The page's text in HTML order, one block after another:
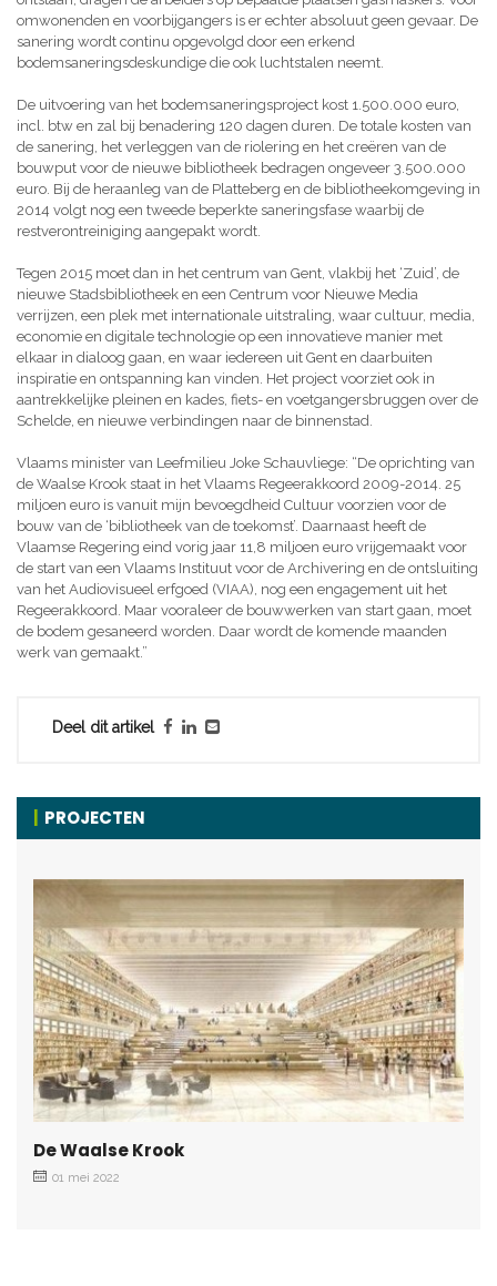
omwonenden en voorbijgangers is er echter absoluut geen gevaar. De
sanering wordt continu opgevolgd door een erkend
bodemsaneringsdeskundige die ook luchtstalen neemt.
De uitvoering van het bodemsaneringsproject kost 1.500.000 euro,
incl. btw en zal bij benadering 120 dagen duren. De totale kosten van
de sanering, het verleggen van de riolering en het creëren van de
bouwput voor de nieuwe bibliotheek bedragen ongeveer 3.500.000
euro. Bij de heraanleg van de Platteberg en de bibliotheekomgeving in
2014 volgt nog een tweede beperkte saneringsfase waarbij de
restverontreiniging aangepakt wordt.
Tegen 2015 moet dan in het centrum van Gent, vlakbij het ‘Zuid’, de
nieuwe Stadsbibliotheek en een Centrum voor Nieuwe Media
verrijzen, een plek met internationale uitstraling, waar cultuur, media,
economie en digitale technologie op een innovatieve manier met
elkaar in dialoog gaan, en waar iedereen uit Gent en daarbuiten
inspiratie en ontspanning kan vinden. Het project voorziet ook in
aantrekkelijke pleinen en kades, fiets- en voetgangersbruggen over de
Schelde, en nieuwe verbindingen naar de binnenstad.
Vlaams minister van Leefmilieu Joke Schauvliege: “De oprichting van
de Waalse Krook staat in het Vlaams Regeerakkoord 2009-2014. 25
miljoen euro is vanuit mijn bevoegdheid Cultuur voorzien voor de
bouw van de ‘bibliotheek van de toekomst’. Daarnaast heeft de
Vlaamse Regering eind vorig jaar 11,8 miljoen euro vrijgemaakt voor
de start van een Vlaams Instituut voor de Archivering en de ontsluiting
van het Audiovisueel erfgoed (VIAA), nog een engagement uit het
Regeerakkoord. Maar vooraleer de bouwwerken van start gaan, moet
de bodem gesaneerd worden. Daar wordt de komende maanden
werk van gemaakt.”
Deel dit artikel
PROJECTEN
De Waalse Krook
01 mei 2022